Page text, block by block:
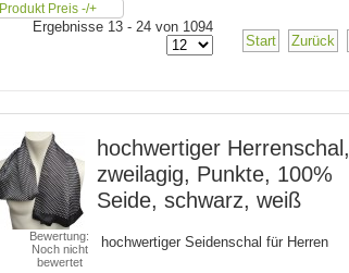
Produkt Preis -/+
Ergebnisse 13 - 24 von 1094
Start
Zurück
Bewertung:
Noch nicht
bewertet
hochwertiger Herrenschal,
zweilagig, Punkte, 100%
Seide, schwarz, weiß
hochwertiger Seidenschal für Herren